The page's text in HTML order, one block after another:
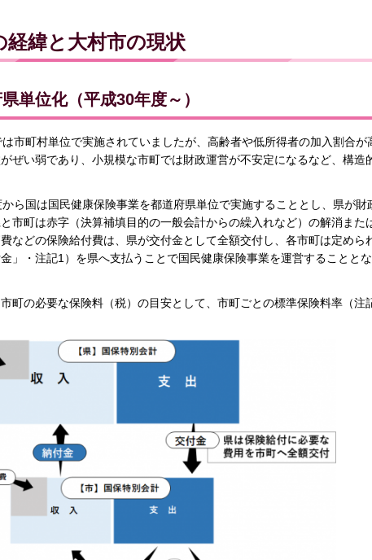
経緯と大村市の現状
単位化（平成30年度～）
市町村単位で実施されていましたが、高齢者や低所得者の加入割合が
ぜい弱であり、小規模な市町では財政運営が不安定になるなど、構造
ら国は国民健康保険事業を都道府県単位で実施することとし、県が財
市町は赤字（決算補填目的の一般会計からの繰入れなど）の解消また
などの保険給付費は、県が交付金として全額交付し、各市町は定めら
」・注記1）を県へ支払うことで国民健康保険事業を運営することと
町の必要な保険料（税）の目安として、市町ごとの標準保険料率（注